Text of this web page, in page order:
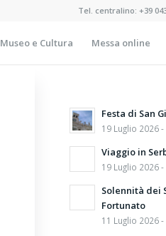
Tel. centralino: +39
Museo e Cultura Messa online
Festa di San
19 Luglio 2026
Viaggio in
19 Luglio 2026
Solennità dei
Fortunato
11 Luglio 2026